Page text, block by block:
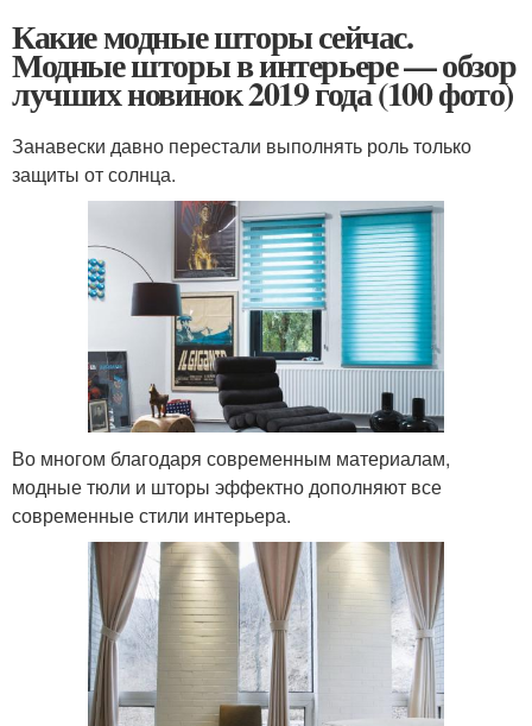
Какие модные шторы сейчас.
Модные шторы в интерьере — обзор
лучших новинок 2019 года (100 фото)
Занавески давно перестали выполнять роль только
защиты от солнца.
Во многом благодаря современным материалам,
модные тюли и шторы эффектно дополняют все
современные стили интерьера.